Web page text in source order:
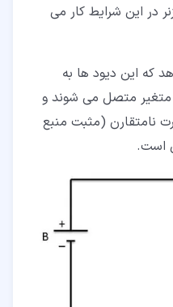
در این شرایط کار می
که این دیود ها به
متغیر متصل می شوند و
نامتقارن (مثبت منبع
است.